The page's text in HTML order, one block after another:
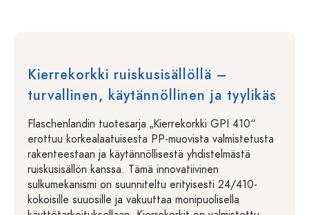
Kierrekorkki ruiskusisällöllä –
turvallinen, käytännöllinen ja tyylikäs
Flaschenlandin tuotesarja „Kierrekorkki GPI 410“
erottuu korkealaatuisesta PP-muovista valmistetusta
rakenteestaan ja käytännöllisestä yhdistelmästä
ruiskusisällön kanssa. Tämä innovatiivinen
sulkumekanismi on suunniteltu erityisesti 24/410-
kokoisille suuosille ja vakuuttaa monipuolisella